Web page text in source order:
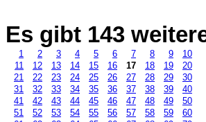
Es gibt 143
1 2 3 4 5 6 7 8 9
10
11
12 13 14 15 16 17 18 19
20
21
22 23 24 25 26 27 28 29
30
31
32 33 34 35 36 37 38 39
40
41
42 43 44 45 46 47 48 49
50
51
52 53 54 55 56 57 58 59
60